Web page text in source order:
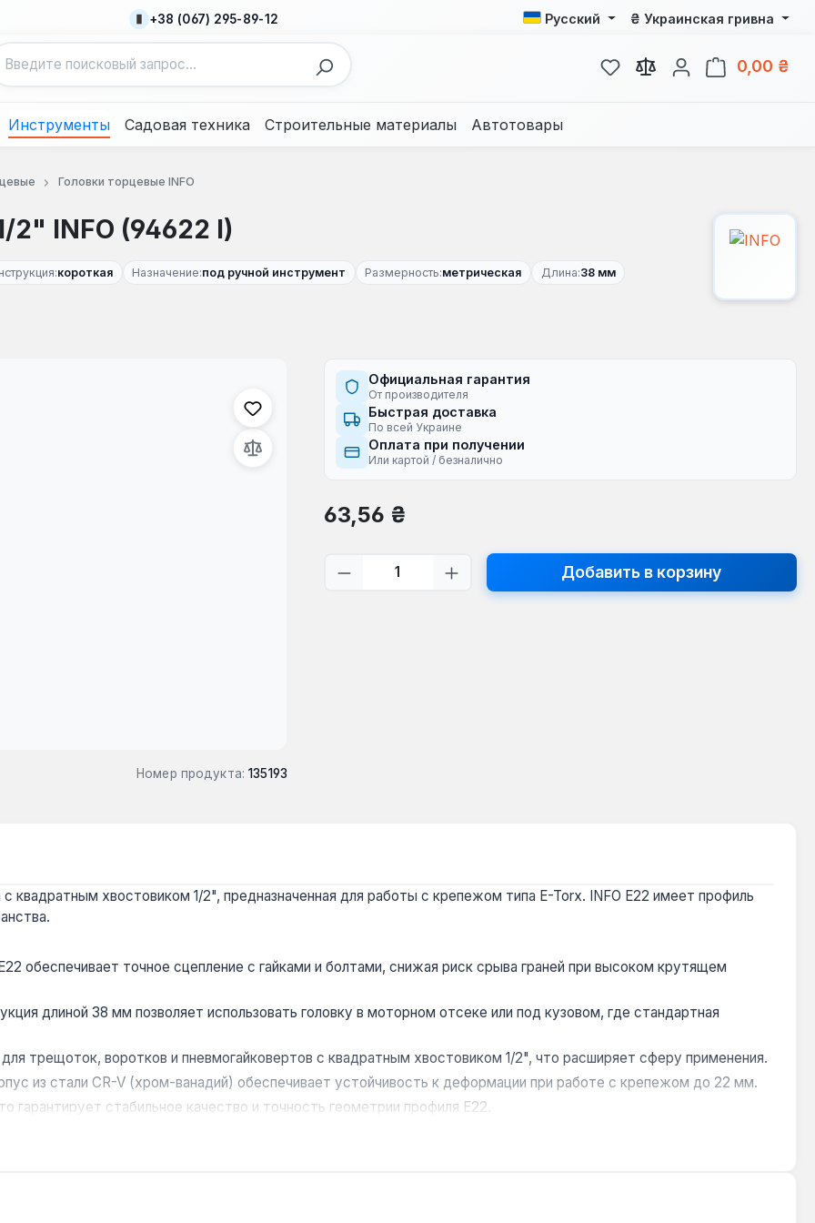
+38 (067) 295-89-12 Русский ₴ Украинская гривна
У вас есть товары из
0,00 ₴
Инструменты Садовая техника Строительные материалы Автотовары
Головки торцевые INFO
2" INFO (94622 I)
короткая Назначение:под ручной инструмент Размерность:метрическая Длина:38 мм
Номер продукта: 135193
Официальная гарантия
От производителя
Быстрая доставка
По всей Украине
Оплата при получении
Или картой / безналично
Обычная цена:
63,56 ₴
Количество продукта: введите желаемое
Добавить в корзину
квадратным хвостовиком 1/2", предназначенная для работы с крепежом типа E-Torx. INFO E22 имеет профиль
обеспечивает точное сцепление с гайками и болтами, снижая риск срыва граней при высоком крутящем
длиной 38 мм позволяет использовать головку в моторном отсеке или под кузовом, где стандартная
трещоток, воротков и пневмогайковертов с квадратным хвостовиком 1/2", что расширяет сферу применения.
из стали CR-V (хром-ванадий) обеспечивает устойчивость к деформации при работе с крепежом до 22 мм.
гарантирует стабильное качество и точность геометрии профиля E22.